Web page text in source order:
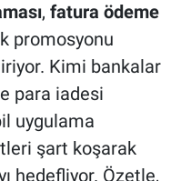
, fatura ödeme
promosyonu
Kimi bankalar
para iadesi
uygulama
şart koşarak
hedefliyor. Özetle,